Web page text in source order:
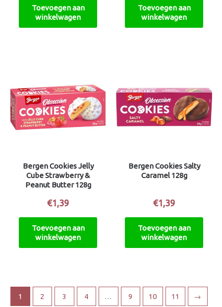
Toevoegen aan
winkelwagen
Toevoegen aan
winkelwagen
Bergen Cookies Jelly
Cube Strawberry &
Peanut Butter 128g
€1,39
Toevoegen aan
winkelwagen
Bergen Cookies Salty
Caramel 128g
€1,39
Toevoegen aan
winkelwagen
1 2 3 4 … 9 10 11 →